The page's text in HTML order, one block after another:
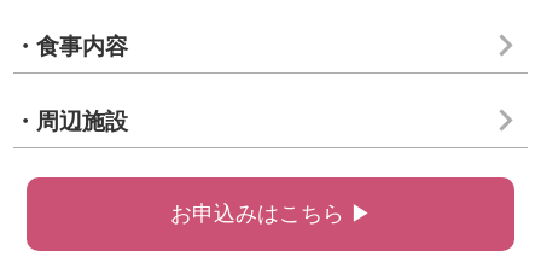
・食事内容
・周辺施設
お申込みはこちら ▶